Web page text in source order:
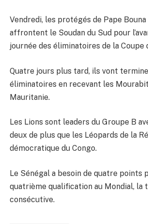
Vendredi, les protégés de Pape Bouna
affrontent le Soudan du Sud pour
journée des éliminatoires de la Coupe
Quatre jours plus tard, ils vont
éliminatoires en recevant les
Mauritanie.
Les Lions sont leaders du Groupe B
deux de plus que les Léopards de la
démocratique du Congo.
Le Sénégal a besoin de quatre points
quatrième qualification au Mondial, la
consécutive.